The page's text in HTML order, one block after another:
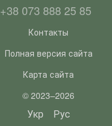
+38 073 888 25 85
Контакты
Полная версия сайта
Карта сайта
© 2023–2026
Укр Рус